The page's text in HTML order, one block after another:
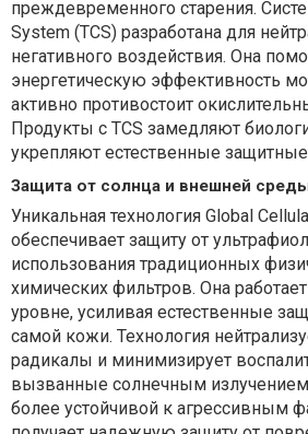
преждевременного старения.
System (TCS) разработана для
негативного воздействия. Она
энергетическую эффективность
активно противостоит
Продукты с TCS замедляют
укрепляют естественные
Защита от солнца и внешней
Уникальная технология Global
обеспечивает защиту от
использования традиционных
химических фильтров. Она
уровне, усиливая естественные
самой кожи. Технология
радикалы и минимизирует
вызванные солнечным
более устойчивой к агрессивным